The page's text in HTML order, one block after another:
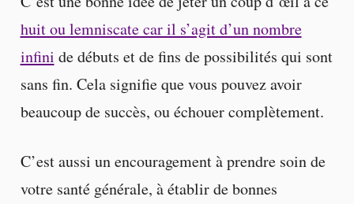
huit ou lemniscate car il s’agit d’un nombre
infini de débuts et de fins de possibilités qui sont
sans fin. Cela signifie que vous pouvez avoir
beaucoup de succès, ou échouer complètement.
C’est aussi un encouragement à prendre soin de
votre santé générale, à établir de bonnes